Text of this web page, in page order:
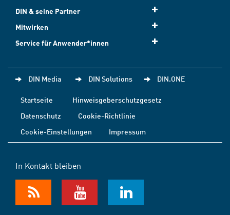
DIN & seine Partner
Mitwirken
Service für Anwender*innen
DIN Media DIN Solutions DIN.ONE
Startseite
Hinweisgeberschutzgesetz
Datenschutz
Cookie-Richtlinie
Cookie-Einstellungen
Impressum
In Kontakt bleiben